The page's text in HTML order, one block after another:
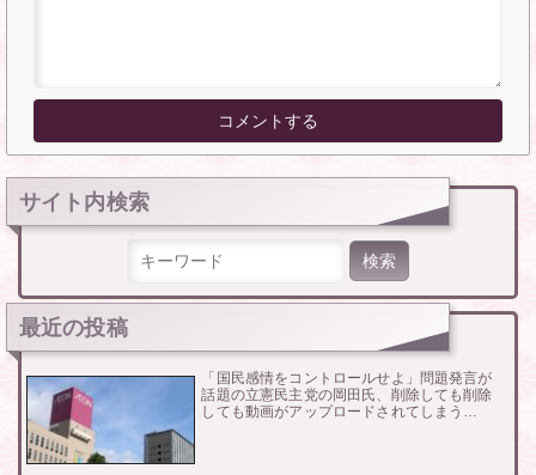
サイト内検索
最近の投稿
「国民感情をコントロールせよ」問題発言が
話題の立憲民主党の岡田氏、削除しても削除
しても動画がアップロードされてしまう…